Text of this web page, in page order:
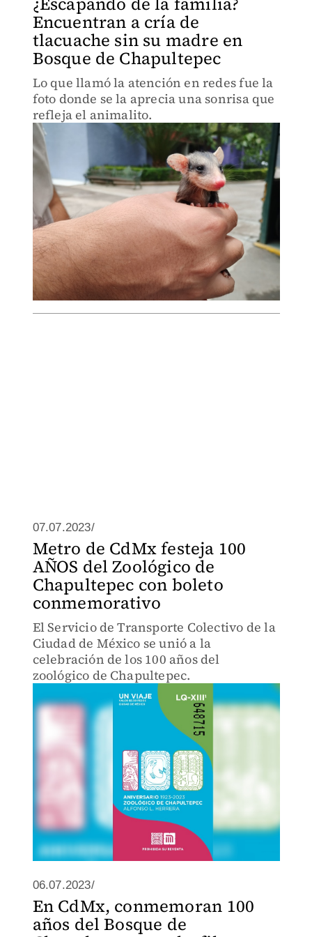
Encuentran a cría de
tlacuache sin su madre en
Bosque de Chapultepec
Lo que llamó la atención en redes fue la
foto donde se la aprecia una sonrisa que
refleja el animalito.
07.07.2023/
Metro de CdMx festeja 100
AÑOS del Zoológico de
Chapultepec con boleto
conmemorativo
El Servicio de Transporte Colectivo de la
Ciudad de México se unió a la
celebración de los 100 años del
zoológico de Chapultepec.
06.07.2023/
En CdMx, conmemoran 100
años del Bosque de